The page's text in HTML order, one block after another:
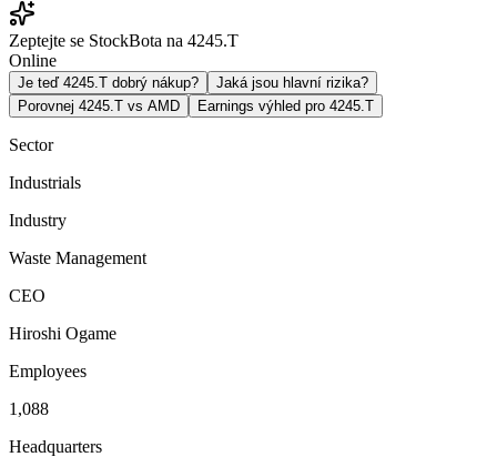
Zeptejte se StockBota na 4245.T
Online
Je teď 4245.T dobrý nákup?
Jaká jsou hlavní rizika?
Porovnej 4245.T vs AMD
Earnings výhled pro 4245.T
Sector
Industrials
Industry
Waste Management
CEO
Hiroshi Ogame
Employees
1,088
Headquarters